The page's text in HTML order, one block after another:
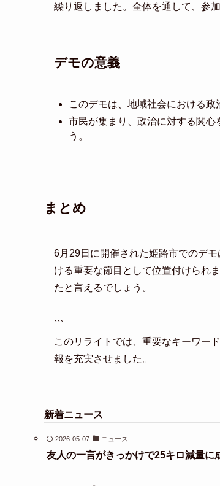
繰り返しました。全体を通して、参
デモの意義
このデモは、地域社会における政
市民が集まり、政治に対する関
う。
まとめ
6月29日に開催された姫路市でのデ
ける重要な節目として位置付けられ
たと言えるでしょう。
```
このリライトでは、重要なキーワー
報を充実させました。
新着ニュース
2026-05-07 ニュース
友人の一言がきっかけで25キロ減量に